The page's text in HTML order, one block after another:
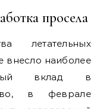
просела
летательных
внесло наиболее
вклад в
в феврале